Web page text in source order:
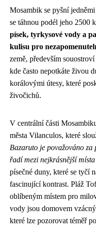
Mosambik se pyšní
se táhnou podél jeho 2500
písek, tyrkysové vody a
kulisu pro
země, především
kde často nepotkáte živou
korálovými útesy, které
živočichů.
V centrální části
města Vilanculos, které
Bazaruto je považováno
řadí mezi nejkrásnější
písečné duny, které se tyčí
fascinující kontrast. Pláž
oblíbeným místem pro
vody jsou domovem
které lze pozorovat téměř